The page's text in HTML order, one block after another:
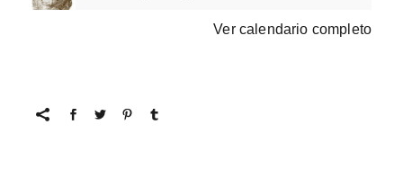
Ver calendario completo